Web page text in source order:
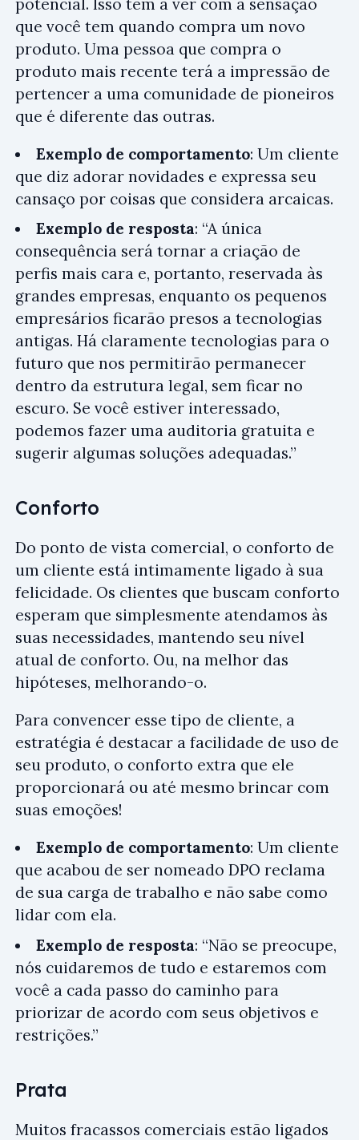
que você tem quando compra um novo
produto. Uma pessoa que compra o
produto mais recente terá a impressão de
pertencer a uma comunidade de pioneiros
que é diferente das outras.
Exemplo de comportamento: Um cliente
que diz adorar novidades e expressa seu
cansaço por coisas que considera arcaicas.
Exemplo de resposta: “A única
consequência será tornar a criação de
perfis mais cara e, portanto, reservada às
grandes empresas, enquanto os pequenos
empresários ficarão presos a tecnologias
antigas. Há claramente tecnologias para o
futuro que nos permitirão permanecer
dentro da estrutura legal, sem ficar no
escuro. Se você estiver interessado,
podemos fazer uma auditoria gratuita e
sugerir algumas soluções adequadas.”
Conforto
Do ponto de vista comercial, o conforto de
um cliente está intimamente ligado à sua
felicidade. Os clientes que buscam conforto
esperam que simplesmente atendamos às
suas necessidades, mantendo seu nível
atual de conforto. Ou, na melhor das
hipóteses, melhorando-o.
Para convencer esse tipo de cliente, a
estratégia é destacar a facilidade de uso de
seu produto, o conforto extra que ele
proporcionará ou até mesmo brincar com
suas emoções!
Exemplo de comportamento: Um cliente
que acabou de ser nomeado DPO reclama
de sua carga de trabalho e não sabe como
lidar com ela.
Exemplo de resposta: “Não se preocupe,
nós cuidaremos de tudo e estaremos com
você a cada passo do caminho para
priorizar de acordo com seus objetivos e
restrições.”
Prata
Muitos fracassos comerciais estão ligados